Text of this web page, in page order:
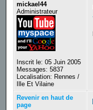
mickael44
Administrateur
Inscrit le: 05 Juin 2005
Messages: 5837
Localisation: Rennes /
Ille Et Vilaine
Revenir en haut de
page